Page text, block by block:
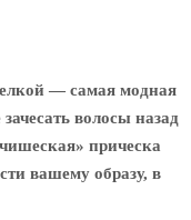
— самая модная
волосы назад
прическа
вашему образу, в